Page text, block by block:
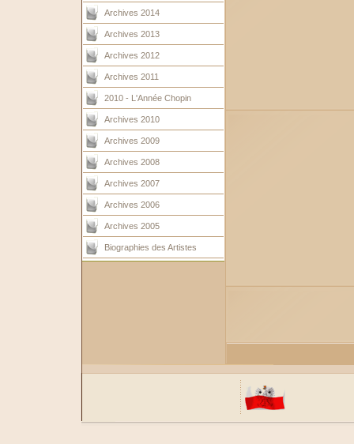
Archives 2014
Archives 2013
Archives 2012
Archives 2011
2010 - L'Année Chopin
Archives 2010
Archives 2009
Archives 2008
Archives 2007
Archives 2006
Archives 2005
Biographies des Artistes